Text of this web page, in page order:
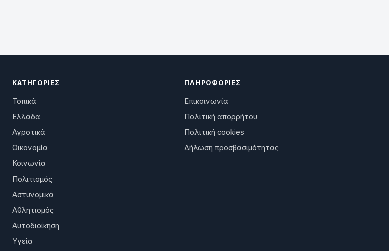
ΚΑΤΗΓΟΡΊΕΣ
Τοπικά
Ελλάδα
Αγροτικά
Οικονομία
Κοινωνία
Πολιτισμός
Αστυνομικά
Αθλητισμός
Αυτοδιοίκηση
Υγεία
ΠΛΗΡΟΦΟΡΊΕΣ
Επικοινωνία
Πολιτική απορρήτου
Πολιτική cookies
Δήλωση προσβασιμότητας